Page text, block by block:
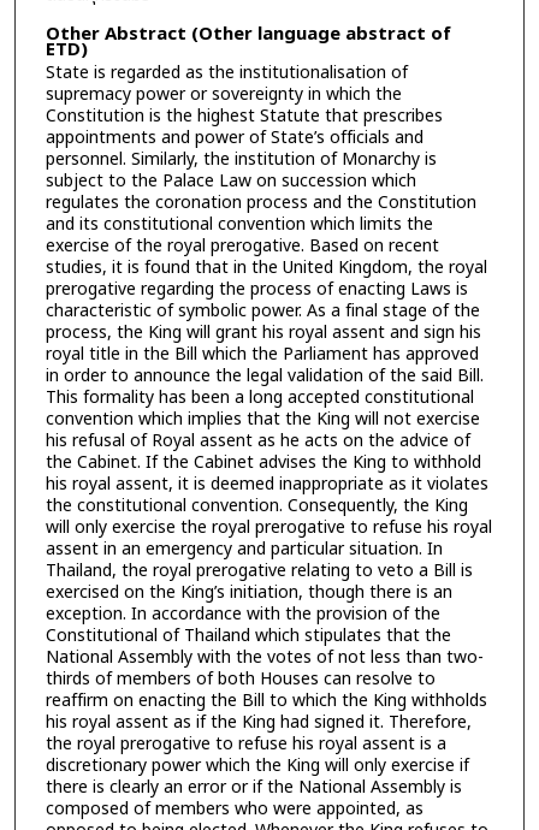
Other Abstract (Other language abstract of
ETD)
State is regarded as the institutionalisation of
supremacy power or sovereignty in which the
Constitution is the highest Statute that prescribes
appointments and power of State’s officials and
personnel. Similarly, the institution of Monarchy is
subject to the Palace Law on succession which
regulates the coronation process and the Constitution
and its constitutional convention which limits the
exercise of the royal prerogative. Based on recent
studies, it is found that in the United Kingdom, the royal
prerogative regarding the process of enacting Laws is
characteristic of symbolic power. As a final stage of the
process, the King will grant his royal assent and sign his
royal title in the Bill which the Parliament has approved
in order to announce the legal validation of the said Bill.
This formality has been a long accepted constitutional
convention which implies that the King will not exercise
his refusal of Royal assent as he acts on the advice of
the Cabinet. If the Cabinet advises the King to withhold
his royal assent, it is deemed inappropriate as it violates
the constitutional convention. Consequently, the King
will only exercise the royal prerogative to refuse his royal
assent in an emergency and particular situation. In
Thailand, the royal prerogative relating to veto a Bill is
exercised on the King’s initiation, though there is an
exception. In accordance with the provision of the
Constitutional of Thailand which stipulates that the
National Assembly with the votes of not less than two-
thirds of members of both Houses can resolve to
reaffirm on enacting the Bill to which the King withholds
his royal assent as if the King had signed it. Therefore,
the royal prerogative to refuse his royal assent is a
discretionary power which the King will only exercise if
there is clearly an error or if the National Assembly is
composed of members who were appointed, as